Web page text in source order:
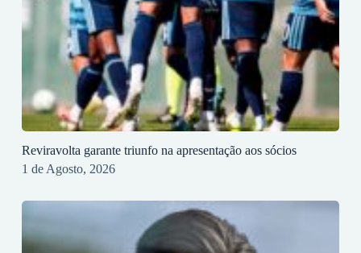
Reviravolta garante triunfo na apresentação aos sócios
1 de Agosto, 2026